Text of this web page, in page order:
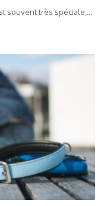
souvent très spéciale, …